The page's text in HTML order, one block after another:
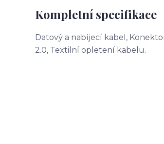
Kompletní specifikace
Datový a nabíjecí kabel,
2.0, Textilní opletení kabelu.